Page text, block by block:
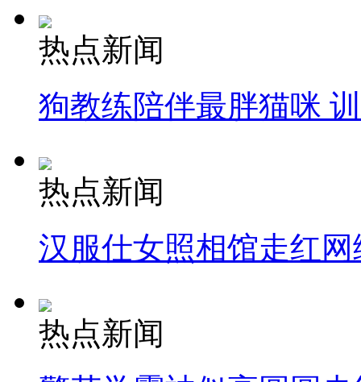
热点新闻
狗教练陪伴最胖猫咪
热点新闻
汉服仕女照相馆走红网
热点新闻